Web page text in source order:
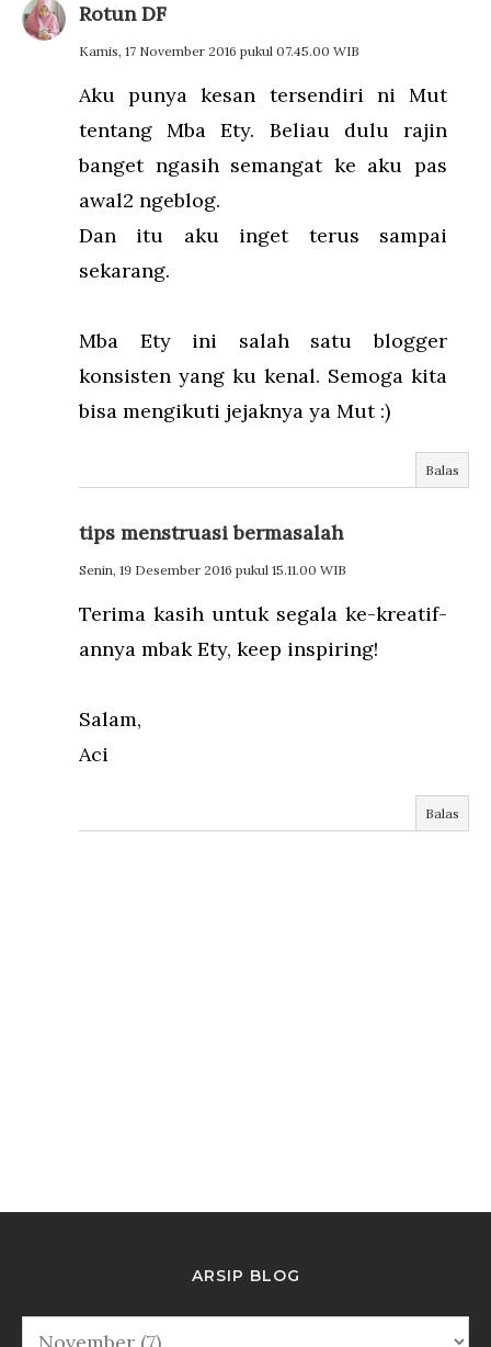
Rotun DF
Kamis, 17 November 2016 pukul 07.45.00 WIB
Aku punya kesan tersendiri ni Mut
tentang Mba Ety. Beliau dulu rajin
banget ngasih semangat ke aku pas
awal2 ngeblog.
Dan itu aku inget terus sampai
sekarang.
Mba Ety ini salah satu blogger
konsisten yang ku kenal. Semoga kita
bisa mengikuti jejaknya ya Mut :)
Balas
tips menstruasi bermasalah
Senin, 19 Desember 2016 pukul 15.11.00 WIB
Terima kasih untuk segala ke-kreatif-
annya mbak Ety, keep inspiring!
Salam,
Aci
Balas
ARSIP BLOG